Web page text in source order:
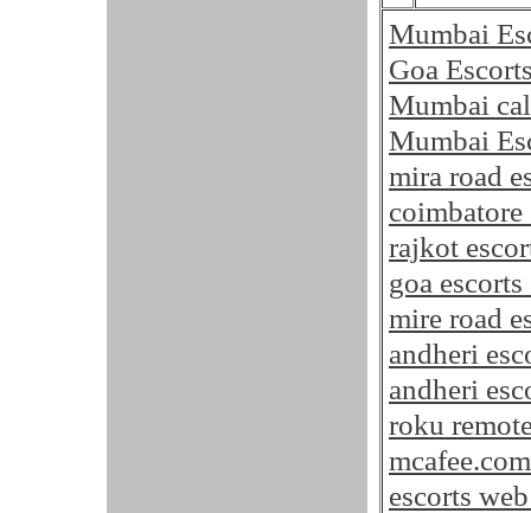
Mumbai
Goa
Mumbai
Mumbai
mira road
coimbatore
rajkot
goa
mire road
andheri
andheri
roku
escorts